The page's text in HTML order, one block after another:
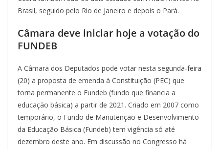
Brasil, seguido pelo Rio de Janeiro e depois o Pará.
Câmara deve iniciar hoje a votação do
FUNDEB
A Câmara dos Deputados pode votar nesta segunda-feira
(20) a proposta de emenda à Constituição (PEC) que
torna permanente o Fundeb (fundo que financia a
educação básica) a partir de 2021. Criado em 2007 como
temporário, o Fundo de Manutenção e Desenvolvimento
da Educação Básica (Fundeb) tem vigência só até
dezembro deste ano. Em discussão no Congresso há